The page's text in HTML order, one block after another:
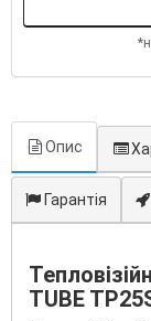
Опис
Гарантія
TUBE